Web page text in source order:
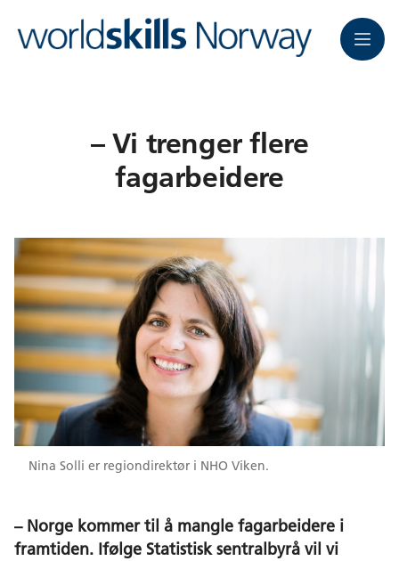
Meny
– Vi trenger flere
fagarbeidere
Nina Solli er regiondirektør i NHO Viken.
– Norge kommer til å mangle fagarbeidere i
framtiden. Ifølge Statistisk sentralbyrå vil vi